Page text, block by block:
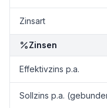
Zinsart
Zinsen
Effektivzins p.a.
Sollzins p.a.